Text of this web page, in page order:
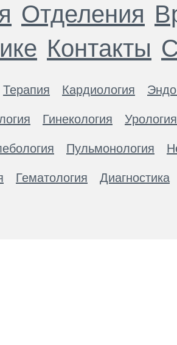
Отделения
Контакты
Терапия Кардиология
Гинекология Урология
Пульмонология
Гематология Диагностика